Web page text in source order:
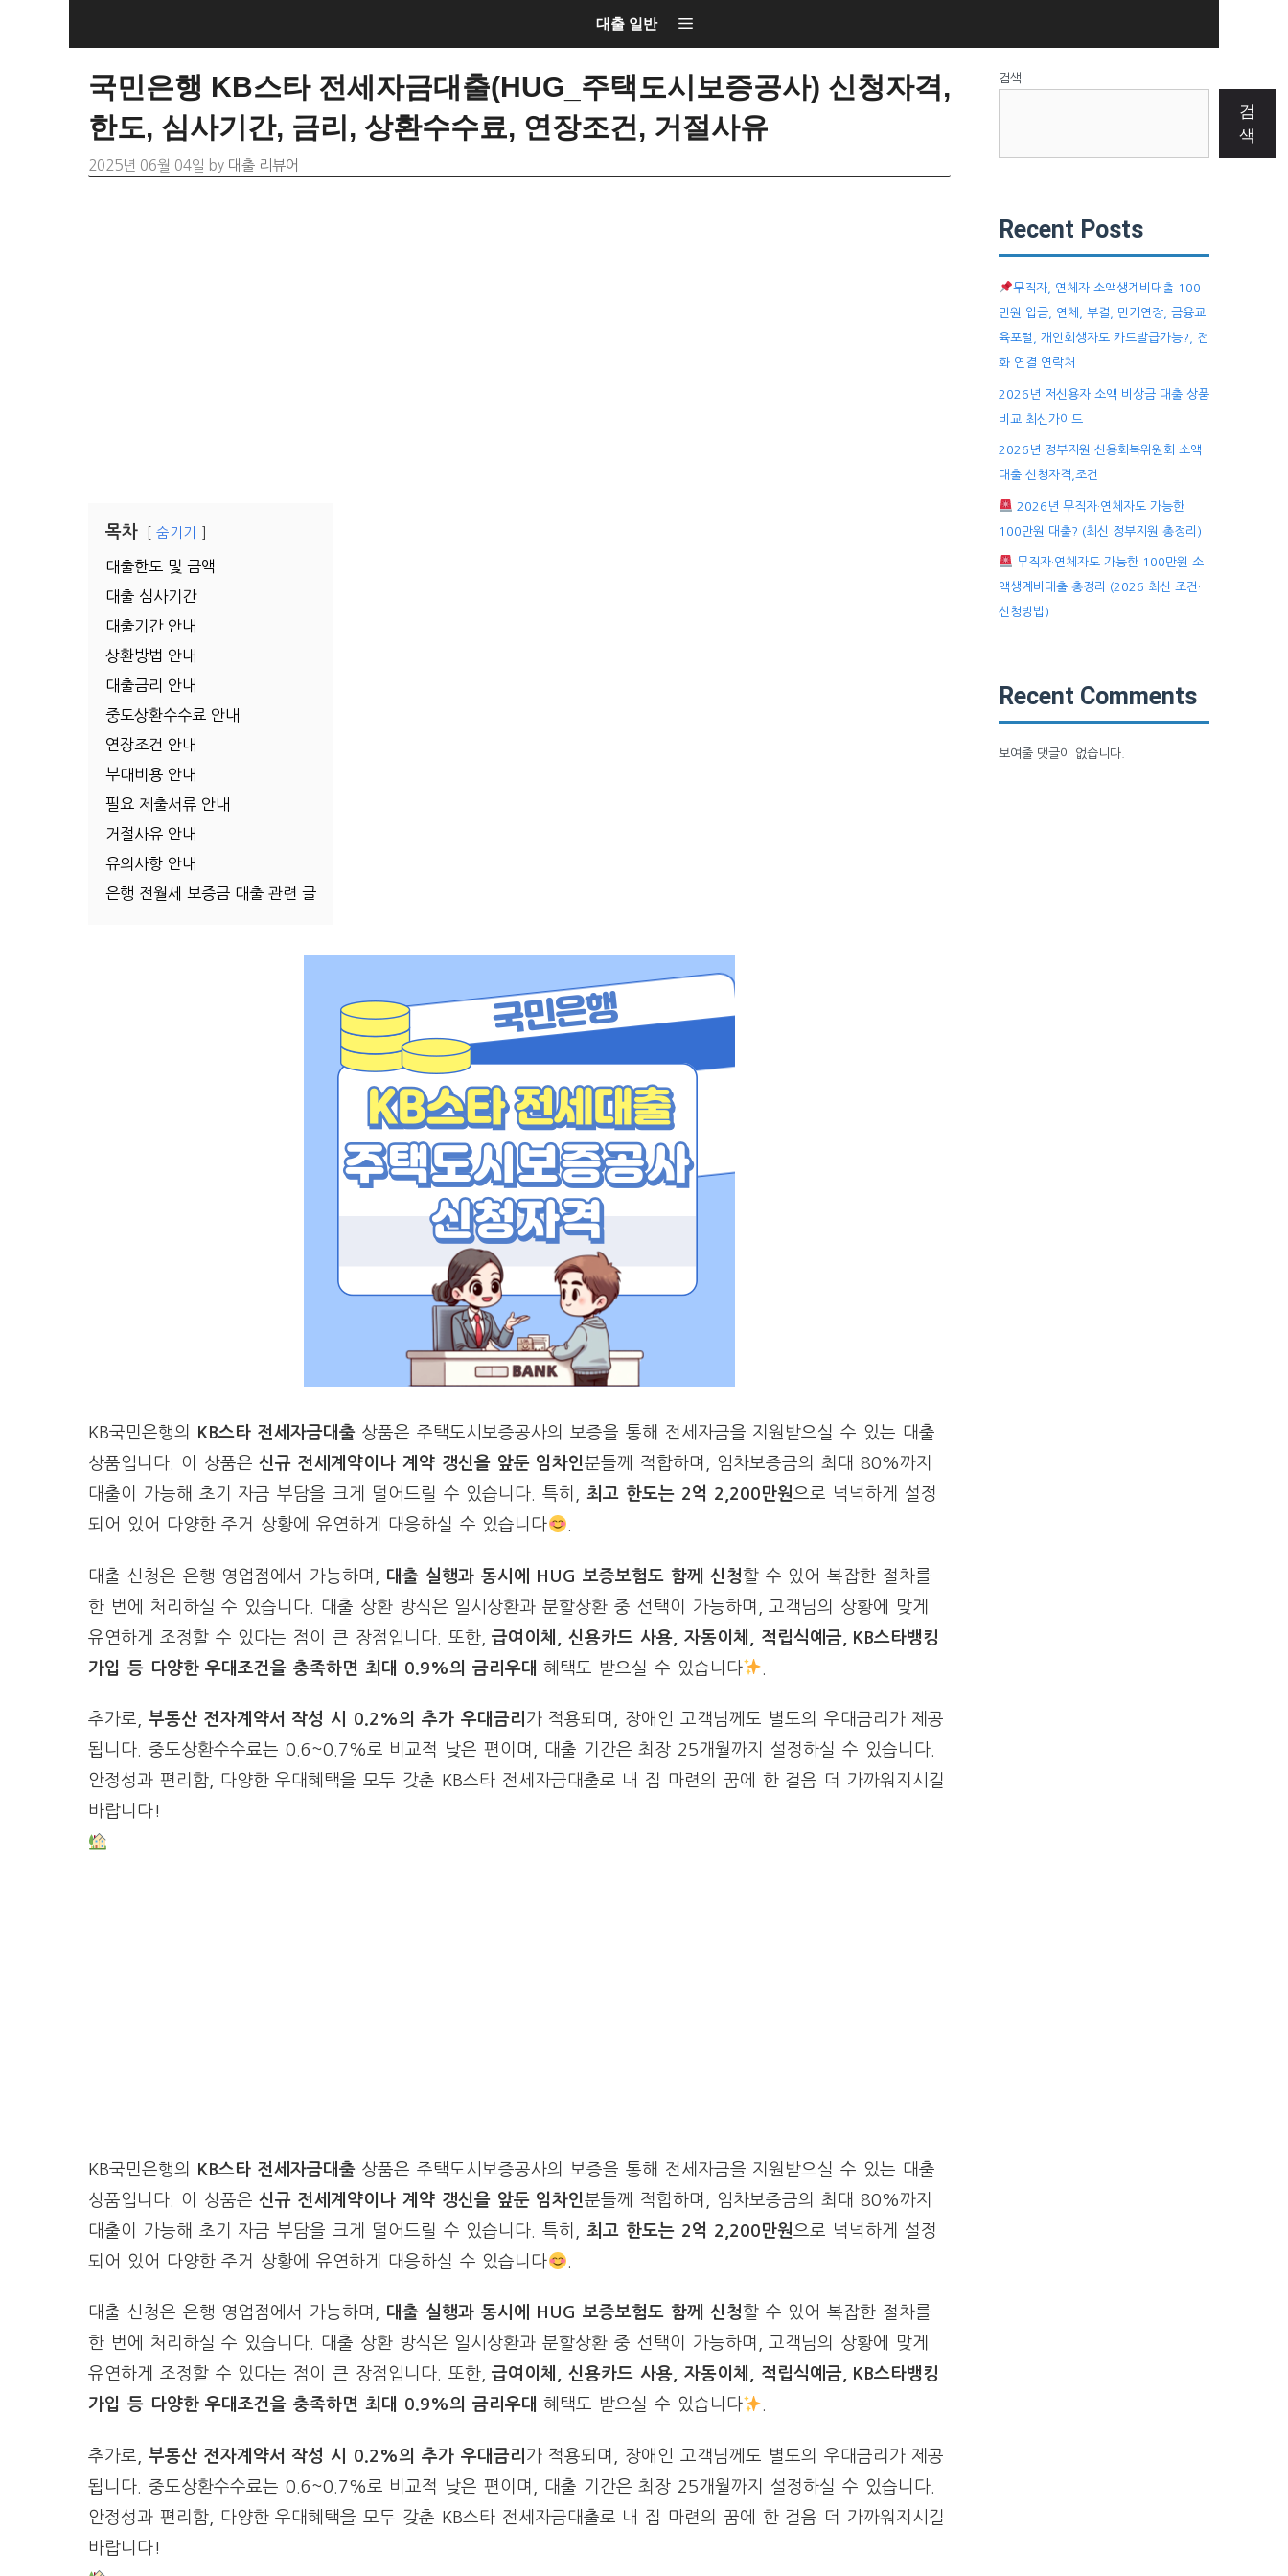
대출 일반
국민은행 KB스타 전세자금대출(HUG_주택도시보증공사) 신청자격,
한도, 심사기간, 금리, 상환수수료, 연장조건, 거절사유
2025년 06월 04일 by 대출 리뷰어
목차 숨기기
대출한도 및 금액
대출 심사기간
대출기간 안내
상환방법 안내
대출금리 안내
중도상환수수료 안내
연장조건 안내
부대비용 안내
필요 제출서류 안내
거절사유 안내
유의사항 안내
은행 전월세 보증금 대출 관련 글
KB국민은행의 KB스타 전세자금대출상품은 주택도시보증공사의 보증을 통해 전세자금을 지원받으실 수 있는 대출
상품입니다. 이 상품은신규 전세계약이나 계약 갱신을 앞둔 임차인분들께 적합하며, 임차보증금의 최대 80%까지
대출이 가능해 초기 자금 부담을 크게 덜어드릴 수 있습니다. 특히, 최고 한도는 2억 2,200만원으로 넉넉하게 설정
되어 있어 다양한 주거 상황에 유연하게 대응하실 수 있습니다
대출 신청은 은행 영업점에서 가능하며, 대출 실행과 동시에 HUG 보증보험도 함께 신청할 수 있어 복잡한 절차를
한 번에 처리하실 수 있습니다. 대출 상환 방식은 일시상환과 분할상환 중 선택이 가능하며, 고객님의 상황에 맞게
유연하게 조정할 수 있다는 점이 큰 장점입니다. 또한,급여이체, 신용카드 사용, 자동이체, 적립식예금, KB스타뱅킹
가입 등 다양한 우대조건을 충족하면 최대 0.9%의 금리우대 혜택도 받으실 수 있습니다
추가로, 부동산 전자계약서 작성 시 0.2%의 추가 우대금리 가 적용되며, 장애인 고객님께도 별도의 우대금리가 제공
됩니다. 중도상환수수료는 0.6~0.7%로 비교적 낮은 편이며, 대출 기간은 최장 25개월까지 설정하실 수 있습니다.
안정성과 편리함, 다양한 우대혜택을 모두 갖춘 KB스타 전세자금대출로 내 집 마련의 꿈에 한 걸음 더 가까워지시길
바랍니다!
KB국민은행의 KB스타 전세자금대출상품은 주택도시보증공사의 보증을 통해 전세자금을 지원받으실 수 있는 대출
상품입니다. 이 상품은신규 전세계약이나 계약 갱신을 앞둔 임차인분들께 적합하며, 임차보증금의 최대 80%까지
대출이 가능해 초기 자금 부담을 크게 덜어드릴 수 있습니다. 특히, 최고 한도는 2억 2,200만원으로 넉넉하게 설정
되어 있어 다양한 주거 상황에 유연하게 대응하실 수 있습니다
대출 신청은 은행 영업점에서 가능하며, 대출 실행과 동시에 HUG 보증보험도 함께 신청할 수 있어 복잡한 절차를
한 번에 처리하실 수 있습니다. 대출 상환 방식은 일시상환과 분할상환 중 선택이 가능하며, 고객님의 상황에 맞게
유연하게 조정할 수 있다는 점이 큰 장점입니다. 또한,급여이체, 신용카드 사용, 자동이체, 적립식예금, KB스타뱅킹
가입 등 다양한 우대조건을 충족하면 최대 0.9%의 금리우대 혜택도 받으실 수 있습니다
추가로, 부동산 전자계약서 작성 시 0.2%의 추가 우대금리 가 적용되며, 장애인 고객님께도 별도의 우대금리가 제공
됩니다. 중도상환수수료는 0.6~0.7%로 비교적 낮은 편이며, 대출 기간은 최장 25개월까지 설정하실 수 있습니다.
안정성과 편리함, 다양한 우대혜택을 모두 갖춘 KB스타 전세자금대출로 내 집 마련의 꿈에 한 걸음 더 가까워지시길
바랍니다!
검색
검
색
Recent Posts
무직자, 연체자 소액생계비대출 100
만원 입금, 연체, 부결, 만기연장, 금융교
육포털, 개인회생자도 카드발급가능?, 전
화 연결 연락처
2026년 저신용자 소액 비상금 대출 상품
비교 최신가이드
2026년 정부지원 신용회복위원회 소액
대출 신청자격,조건
2026년 무직자·연체자도 가능한
100만원 대출? (최신 정부지원 총정리)
무직자·연체자도 가능한 100만원 소
액생계비대출 총정리 (2026 최신 조건·
신청방법)
Recent Comments
보여줄 댓글이 없습니다.